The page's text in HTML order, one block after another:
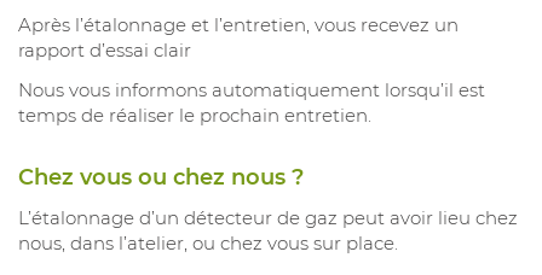
Après l’étalonnage et l’entretien, vous recevez un
rapport d’essai clair
Nous vous informons automatiquement lorsqu’il est
temps de réaliser le prochain entretien.
Chez vous ou chez nous ?
L’étalonnage d’un détecteur de gaz peut avoir lieu chez
nous, dans l’atelier, ou chez vous sur place.